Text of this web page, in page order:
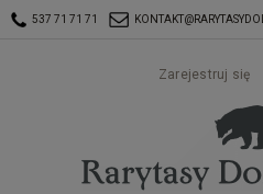
537 71 71 71
Zarejestruj się